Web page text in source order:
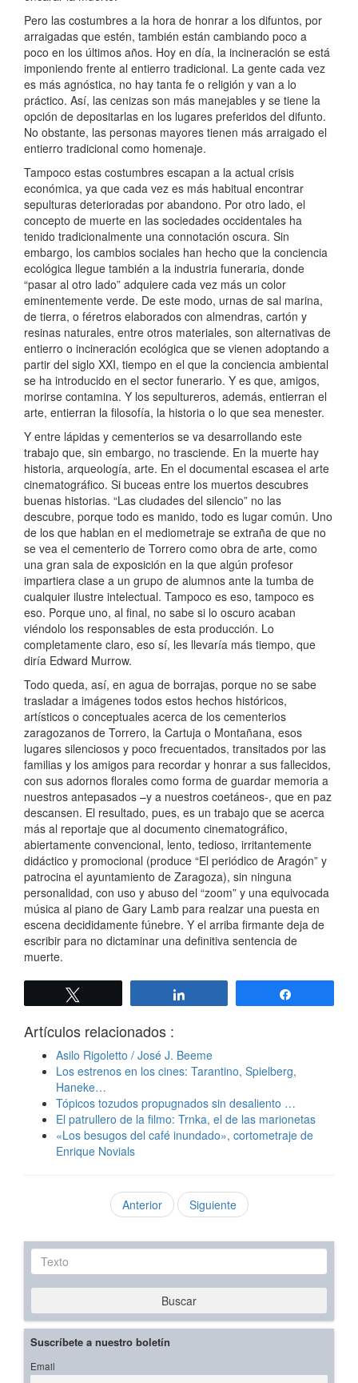
Pero las costumbres a la hora de honrar a los difuntos, por
arraigadas que estén, también están cambiando poco a
poco en los últimos años. Hoy en día, la incineración se está
imponiendo frente al entierro tradicional. La gente cada vez
es más agnóstica, no hay tanta fe o religión y van a lo
práctico. Así, las cenizas son más manejables y se tiene la
opción de depositarlas en los lugares preferidos del difunto.
No obstante, las personas mayores tienen más arraigado el
entierro tradicional como homenaje.
Tampoco estas costumbres escapan a la actual crisis
económica, ya que cada vez es más habitual encontrar
sepulturas deterioradas por abandono. Por otro lado, el
concepto de muerte en las sociedades occidentales ha
tenido tradicionalmente una connotación oscura. Sin
embargo, los cambios sociales han hecho que la conciencia
ecológica llegue también a la industria funeraria, donde
“pasar al otro lado” adquiere cada vez más un color
eminentemente verde. De este modo, urnas de sal marina,
de tierra, o féretros elaborados con almendras, cartón y
resinas naturales, entre otros materiales, son alternativas de
entierro o incineración ecológica que se vienen adoptando a
partir del siglo XXI, tiempo en el que la conciencia ambiental
se ha introducido en el sector funerario. Y es que, amigos,
morirse contamina. Y los sepultureros, además, entierran el
arte, entierran la filosofía, la historia o lo que sea menester.
Y entre lápidas y cementerios se va desarrollando este
trabajo que, sin embargo, no trasciende. En la muerte hay
historia, arqueología, arte. En el documental escasea el arte
cinematográfico. Si buceas entre los muertos descubres
buenas historias. “Las ciudades del silencio” no las
descubre, porque todo es manido, todo es lugar común. Uno
de los que hablan en el mediometraje se extraña de que no
se vea el cementerio de Torrero como obra de arte, como
una gran sala de exposición en la que algún profesor
impartiera clase a un grupo de alumnos ante la tumba de
cualquier ilustre intelectual. Tampoco es eso, tampoco es
eso. Porque uno, al final, no sabe si lo oscuro acaban
viéndolo los responsables de esta producción. Lo
completamente claro, eso sí, les llevaría más tiempo, que
diría Edward Murrow.
Todo queda, así, en agua de borrajas, porque no se sabe
trasladar a imágenes todos estos hechos históricos,
artísticos o conceptuales acerca de los cementerios
zaragozanos de Torrero, la Cartuja o Montañana, esos
lugares silenciosos y poco frecuentados, transitados por las
familias y los amigos para recordar y honrar a sus fallecidos,
con sus adornos florales como forma de guardar memoria a
nuestros antepasados –y a nuestros coetáneos-, que en paz
descansen. El resultado, pues, es un trabajo que se acerca
más al reportaje que al documento cinematográfico,
abiertamente convencional, lento, tedioso, irritantemente
didáctico y promocional (produce “El periódico de Aragón” y
patrocina el ayuntamiento de Zaragoza), sin ninguna
personalidad, con uso y abuso del “zoom” y una equivocada
música al piano de Gary Lamb para realzar una puesta en
escena decididamente fúnebre. Y el arriba firmante deja de
escribir para no dictaminar una definitiva sentencia de
muerte.
Artículos relacionados :
Asilo Rigoletto / José J. Beeme
Los estrenos en los cines: Tarantino, Spielberg,
Haneke…
Tópicos tozudos propugnados sin desaliento …
El patrullero de la filmo: Trnka, el de las marionetas
«Los besugos del café inundado», cortometraje de
Enrique Novials
Anterior Siguiente
Texto
Buscar
Suscríbete a nuestro boletín
Email